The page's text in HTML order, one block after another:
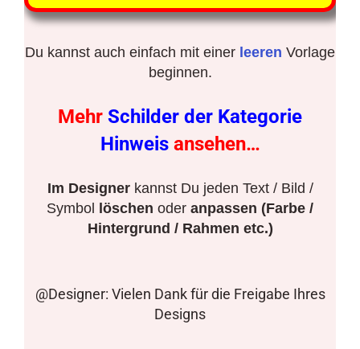
Du kannst auch einfach mit einer leeren Vorlage
beginnen.
Mehr Schilder der Kategorie
Hinweis ansehen…
Im Designerkannst Du jeden Text / Bild /
Symbol
löschen oder anpassen (Farbe /
Hintergrund / Rahmen etc.)
@Designer: Vielen Dank für die Freigabe Ihres
Designs